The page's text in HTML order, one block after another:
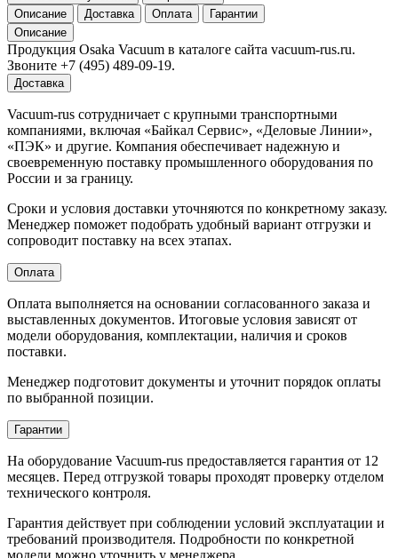
Описание
Доставка Оплата
Гарантии
Описание
Продукция Osaka Vacuum в каталоге сайта vacuum-rus.ru.
Звоните +7 (495) 489-09-19.
Доставка
Vacuum-rus сотрудничает с крупными транспортными
компаниями, включая «Байкал Сервис», «Деловые Линии»,
«ПЭК» и другие. Компания обеспечивает надежную и
своевременную поставку промышленного оборудования по
России и за границу.
Сроки и условия доставки уточняются по конкретному заказу.
Менеджер поможет подобрать удобный вариант отгрузки и
сопроводит поставку на всех этапах.
Оплата
Оплата выполняется на основании согласованного заказа и
выставленных документов. Итоговые условия зависят от
модели оборудования, комплектации, наличия и сроков
поставки.
Менеджер подготовит документы и уточнит порядок оплаты
по выбранной позиции.
Гарантии
На оборудование Vacuum-rus предоставляется гарантия от 12
месяцев. Перед отгрузкой товары проходят проверку отделом
технического контроля.
Гарантия действует при соблюдении условий эксплуатации и
требований производителя. Подробности по конкретной
модели можно уточнить у менеджера.